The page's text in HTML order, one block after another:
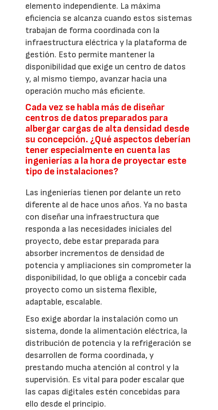
elemento independiente. La máxima
eficiencia se alcanza cuando estos sistemas
trabajan de forma coordinada con la
infraestructura eléctrica y la plataforma de
gestión. Esto permite mantener la
disponibilidad que exige un centro de datos
y, al mismo tiempo, avanzar hacia una
operación mucho más eficiente.
Cada vez se habla más de diseñar
centros de datos preparados para
albergar cargas de alta densidad desde
su concepción. ¿Qué aspectos deberían
tener especialmente en cuenta las
ingenierías a la hora de proyectar este
tipo de instalaciones?
Las ingenierías tienen por delante un reto
diferente al de hace unos años. Ya no basta
con diseñar una infraestructura que
responda a las necesidades iniciales del
proyecto, debe estar preparada para
absorber incrementos de densidad de
potencia y ampliaciones sin comprometer la
disponibilidad, lo que obliga a concebir cada
proyecto como un sistema flexible,
adaptable, escalable.
Eso exige abordar la instalación como un
sistema, donde la alimentación eléctrica, la
distribución de potencia y la refrigeración se
desarrollen de forma coordinada, y
prestando mucha atención al control y la
supervisión. Es vital para poder escalar que
las capas digitales estén concebidas para
ello desde el principio.